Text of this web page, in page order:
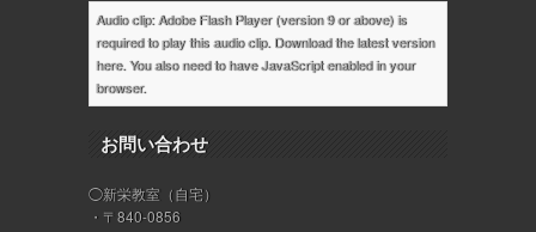
Audio clip: Adobe Flash Player (version 9 or above) is
required to play this audio clip. Download the latest version
here. You also need to have JavaScript enabled in your
browser.
お問い合わせ
◯新栄教室（自宅）
・〒840-0856